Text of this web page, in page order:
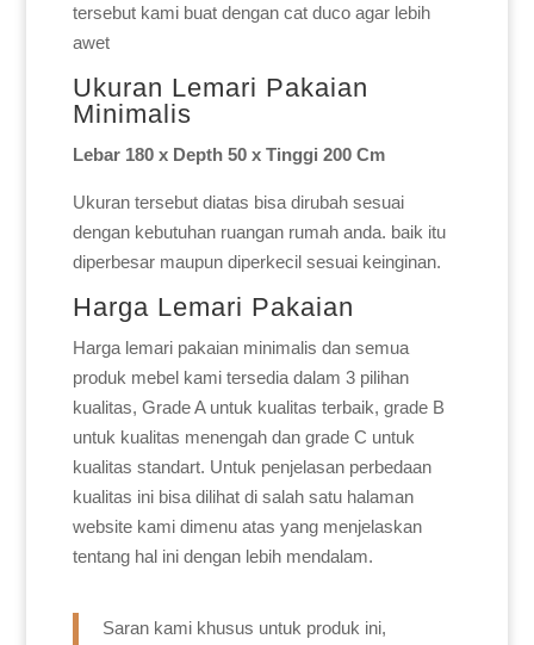
tersebut kami buat dengan cat duco agar lebih
awet
Ukuran Lemari Pakaian
Minimalis
Lebar 180 x Depth 50 x Tinggi 200 Cm
Ukuran tersebut diatas bisa dirubah sesuai
dengan kebutuhan ruangan rumah anda. baik itu
diperbesar maupun diperkecil sesuai keinginan.
Harga Lemari Pakaian
Harga lemari pakaian minimalis dan semua
produk mebel kami tersedia dalam 3 pilihan
kualitas, Grade A untuk kualitas terbaik, grade B
untuk kualitas menengah dan grade C untuk
kualitas standart. Untuk penjelasan perbedaan
kualitas ini bisa dilihat di salah satu halaman
website kami dimenu atas yang menjelaskan
tentang hal ini dengan lebih mendalam.
Saran kami khusus untuk produk ini,